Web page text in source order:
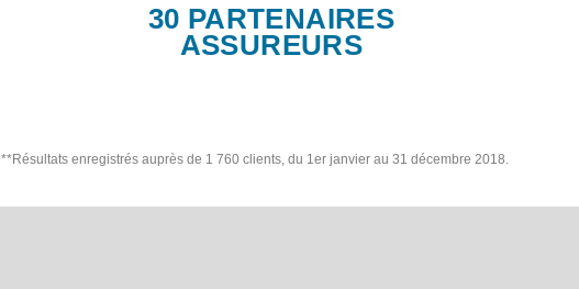
30 PARTENAIRES
ASSUREURS
**Résultats enregistrés auprès de 1 760 clients, du 1er janvier au 31 décembre 2018.